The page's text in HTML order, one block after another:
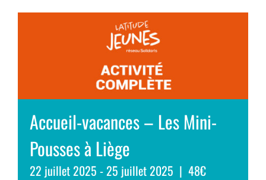
Accueil-vacances – Les Mini-
Pousses à Liège
22 juillet 2025 -25 juillet 2025 | 48€